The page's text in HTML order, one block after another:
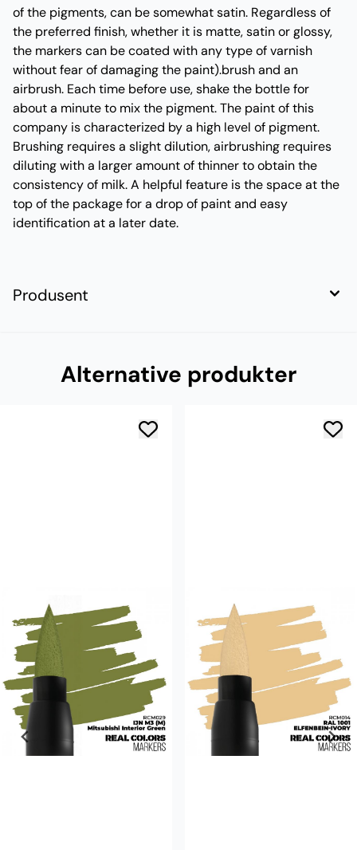
of the pigments, can be somewhat satin. Regardless of
the preferred finish, whether it is matte, satin or glossy,
the markers can be coated with any type of varnish
without fear of damaging the paint).brush and an
airbrush. Each time before use, shake the bottle for
about a minute to mix the pigment. The paint of this
company is characterized by a high level of pigment.
Brushing requires a slight dilution, airbrushing requires
diluting with a larger amount of thinner to obtain the
consistency of milk. A helpful feature is the space at the
top of the package for a drop of paint and easy
identification at a later date.
Produsent
Alternative produkter